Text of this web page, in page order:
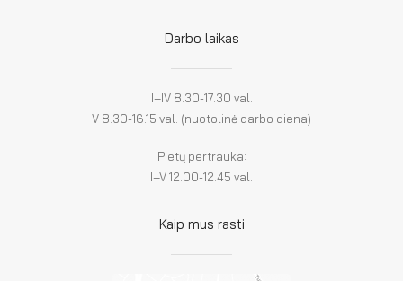
Darbo laikas
I–IV 8.30-17.30 val.
V 8.30-16.15 val. (nuotolinė darbo diena)
Pietų pertrauka:
I–V 12.00-12.45 val.
Kaip mus rasti